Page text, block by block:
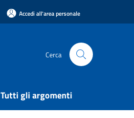
Accedi all'area personale
Cerca
Tutti gli argomenti